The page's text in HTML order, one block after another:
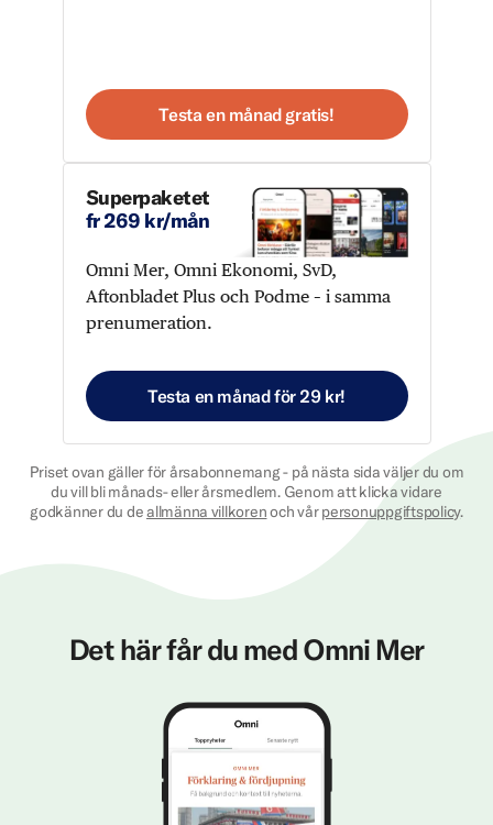
Testa en månad gratis!
Superpaketet
fr 269 kr/mån
Omni Mer, Omni Ekonomi, SvD,
Aftonbladet Plus och Podme – i samma
prenumeration.
Testa en månad för 29 kr!
Priset ovan gäller för årsabonnemang - på nästa sida väljer du om
du vill bli månads- eller årsmedlem. Genom att klicka vidare
godkänner du deallmänna villkorenoch vårpersonuppgiftspolicy.
Det här får du med Omni Mer